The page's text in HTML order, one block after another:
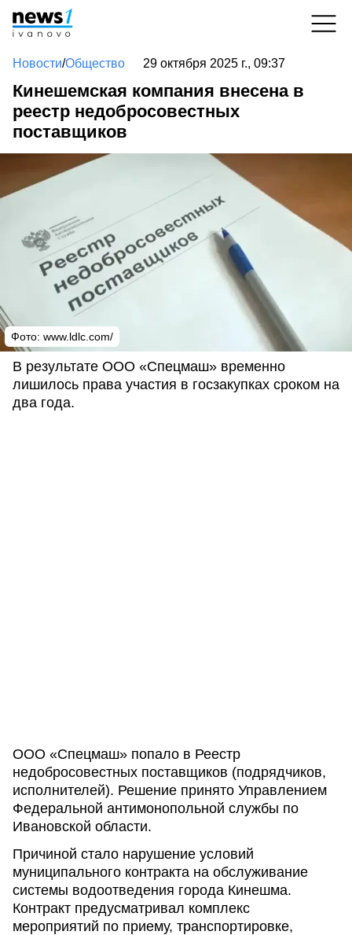
Новости/Общество 29 октября 2025 г., 09:37
Кинешемская компания внесена в
реестр недобросовестных
поставщиков
Фото: www.ldlc.com/
В результате ООО «Спецмаш» временно
лишилось права участия в госзакупках сроком на
два года.
ООО «Спецмаш» попало в Реестр
недобросовестных поставщиков (подрядчиков,
исполнителей). Решение принято Управлением
Федеральной антимонопольной службы по
Ивановской области.
Причиной стало нарушение условий
муниципального контракта на обслуживание
системы водоотведения города Кинешма.
Контракт предусматривал комплекс
мероприятий по приему, транспортировке,